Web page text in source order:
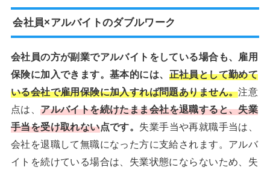
会社員×アルバイトのダブルワーク
会社員の方が副業でアルバイトをしている場合も、雇用
保険に加入できます。基本的には、 正社員として勤めて
いる会社で雇用保険に加入すれば問題ありません。注意
点は、アルバイトを続けたまま会社を退職すると、失業
手当を受け取れない点です。 失業手当や再就職手当は、
会社を退職して無職になった方に支給されます。アルバ
イトを続けている場合は、失業状態にならないため、失